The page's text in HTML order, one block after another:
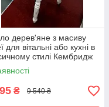
дерев'яне з масиву
для вітальні або кухні в
стилі Кембридж
білий
₴ 9 540 ₴